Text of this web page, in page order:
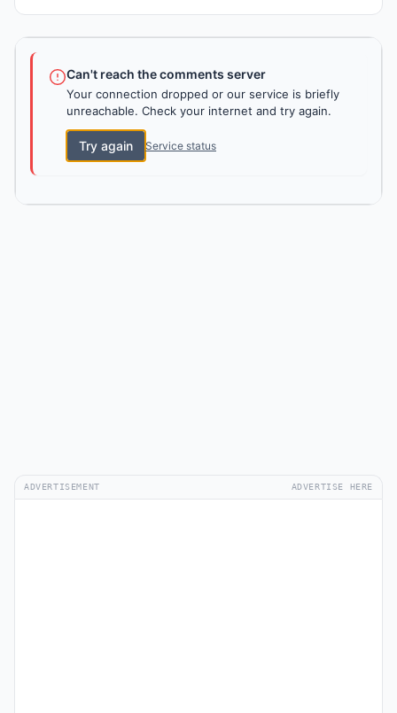
Can't reach the comments server
Your connection dropped or our service is briefly
unreachable. Check your internet and try again.
Try again Service status
ADVERTISEMENT ADVERTISE HERE